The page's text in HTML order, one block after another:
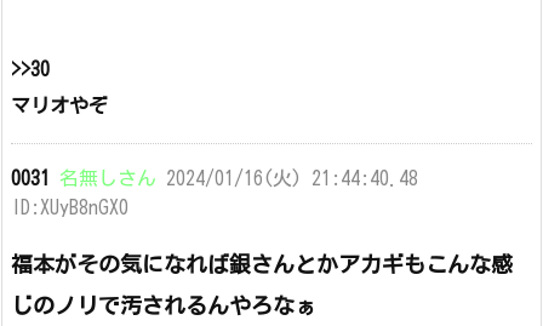
>>30
マリオやぞ
0031 名無しさん 2024/01/16(火) 21:44:40.48
ID:XUyB8nGX0
福本がその気になれば銀さんとかアカギもこんな感
じのノリで汚されるんやろなぁ